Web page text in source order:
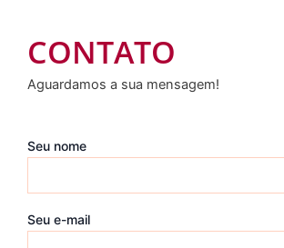
CONTATO
Aguardamos a sua mensagem!
Seu nome
Seu e-mail